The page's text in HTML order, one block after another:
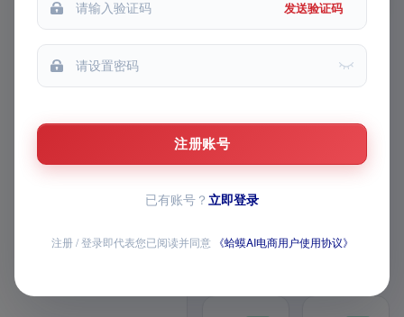
视频已上线，AI 全
家桶持续上新
覆盖商品生成、图片与视频创作、导
全部模块均已开放
发送验证码
注册账号
已有账号？ 立即登录
注册 / 登录即代表您已阅读并同意 《蛤蟆AI电商用户使用协议》